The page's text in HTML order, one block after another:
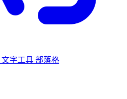
文字工具 部落格